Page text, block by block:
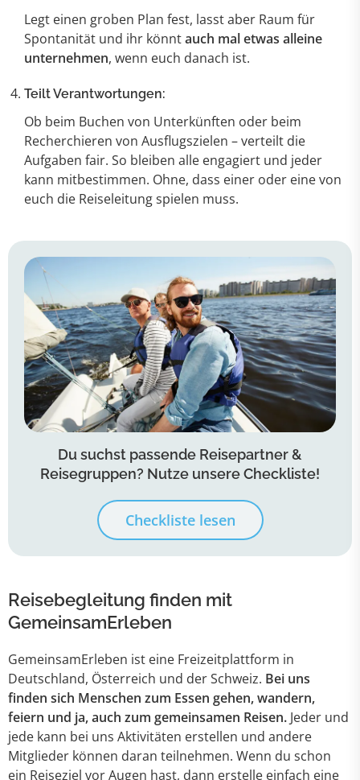
Legt einen groben Plan fest, lasst aber Raum für
Spontanität und ihr könntauch mal etwas alleine
unternehmen, wenn euch danach ist.
Teilt Verantwortungen:
Ob beim Buchen von Unterkünften oder beim
Recherchieren von Ausflugszielen – verteilt die
Aufgaben fair. So bleiben alle engagiert und jeder
kann mitbestimmen. Ohne, dass einer oder eine von
euch die Reiseleitung spielen muss.
Du suchst passende Reisepartner &
Reisegruppen? Nutze unsere Checkliste!
Checkliste lesen
Reisebegleitung finden mit
GemeinsamErleben
GemeinsamErleben ist eine Freizeitplattform in
Deutschland, Österreich und der Schweiz. Bei uns
finden sich Menschen zum Essen gehen, wandern,
feiern und ja, auch zum gemeinsamen Reisen. Jeder und
jede kann bei uns Aktivitäten erstellen und andere
Mitglieder können daran teilnehmen. Wenn du schon
ein Reiseziel vor Augen hast, dann erstelle einfach eine